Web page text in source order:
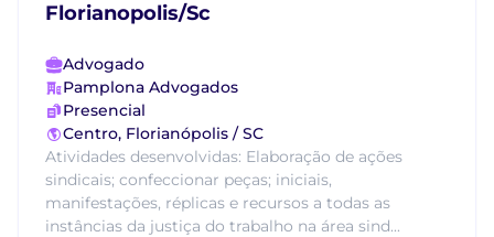
Florianopolis/Sc
Advogado
Pamplona Advogados
Presencial
Centro, Florianópolis / SC
Atividades desenvolvidas: Elaboração de ações
sindicais; confeccionar peças; iniciais,
manifestações, réplicas e recursos a todas as
instâncias da justiça do trabalho na área sind...